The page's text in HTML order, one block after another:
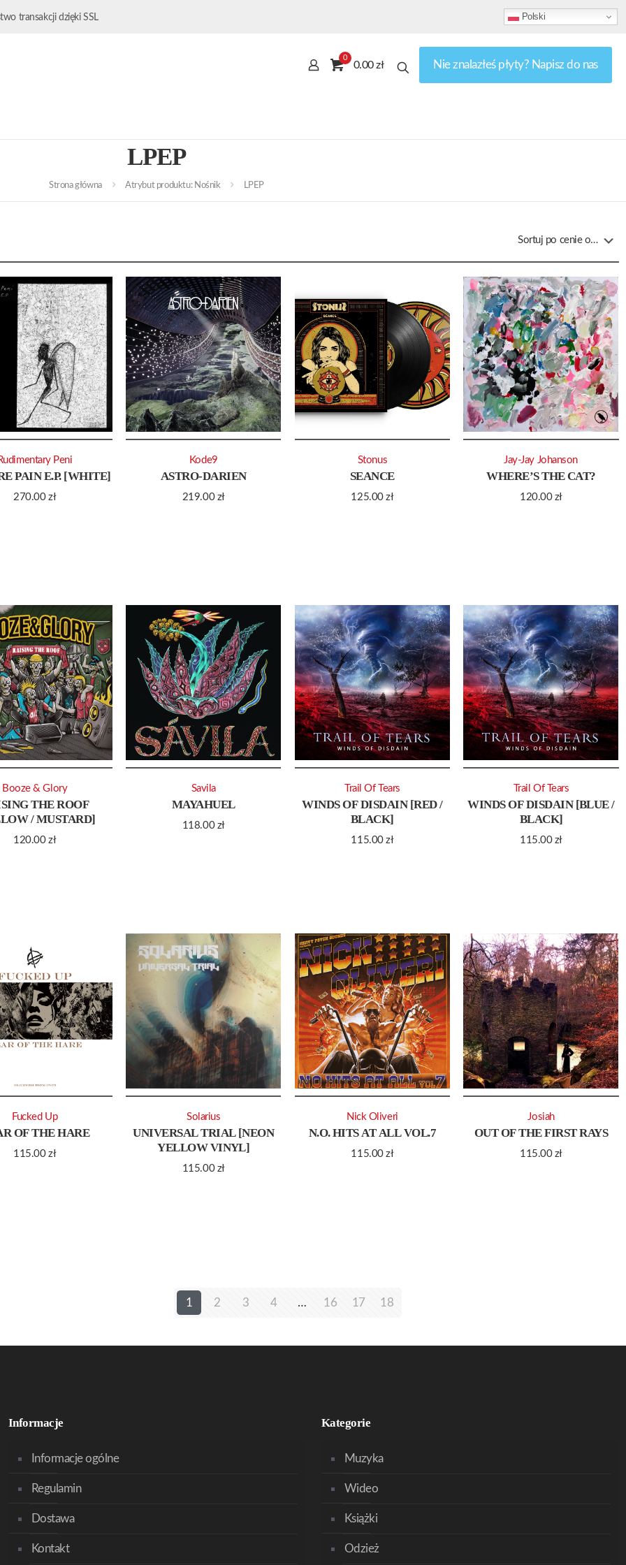
transakcji dzięki SSL Polski
0
0.00 zł Nie znalazłeś płyty? Napisz do nas
LPEP
Strona główna Atrybut produktu: Nośnik LPEP
PAIN E.P. [WHITE]
270.00zł
Peni
ASTRO-DARIEN
219.00 zł
Kode9
SEANCE
125.00zł
Stonus
WHERE’S THE CAT?
120.00 zł
Jay-Jay Johanson
THE ROOF
/ MUSTARD]
120.00zł
Booze & Glory
MAYAHUEL
118.00 zł
Savila
WINDS OF DISDAIN [RED /
BLACK]
115.00zł
Trail Of Tears
WINDS OF DISDAIN [BLUE /
BLACK]
115.00 zł
Trail Of Tears
OF THE HARE
115.00zł
Fucked Up
UNIVERSAL TRIAL [NEON
YELLOW VINYL]
115.00 zł
Solarius
N.O. HITS AT ALL VOL.7
115.00zł
Nick Oliveri
OUT OF THE FIRST RAYS
115.00 zł
Josiah
1 2 3 4 … 16 17 18
Informacje
Informacje ogólne
Regulamin
Dostawa
Kontakt
Kategorie
Muzyka
Wideo
Książki
Odzież